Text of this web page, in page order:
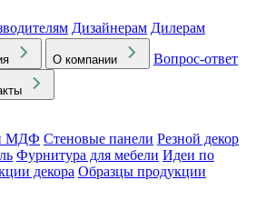
Дизайнерам Дилерам
О компании
Вопрос-ответ
и МДФ Стеновые панели Резной декор
Фурнитура для мебели Идеи по
декора Образцы продукции